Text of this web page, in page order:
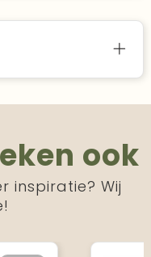
ook
inspiratie? Wij